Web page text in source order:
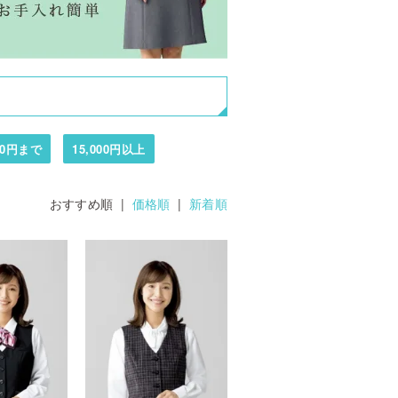
円まで 15,000円以上
おすすめ順 | 価格順 | 新着順